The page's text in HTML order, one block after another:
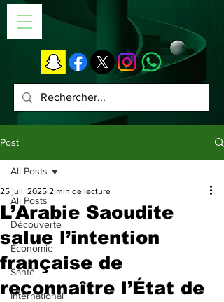
Post
All Posts
Découverte
Économie
Santé
International
All Posts
L’Arabie Saoudite
salue l’intention
française de
reconnaître l’État de
25 juil. 2025 2 min de lecture